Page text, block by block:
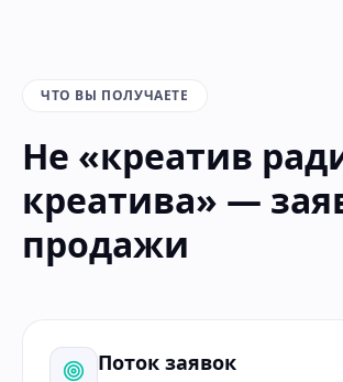
ЧТО ВЫ ПОЛУЧАЕТЕ
Не «креатив
креатива» —
продажи
Поток заявок